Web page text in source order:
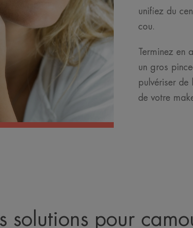
unifiez du
cou.
Terminez en
un gros
pulvériser de
de votre
solutions pour